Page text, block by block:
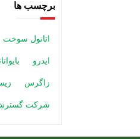
برچسب ها
اتانول سوخت
ایدرو
زاگرس
شرکت